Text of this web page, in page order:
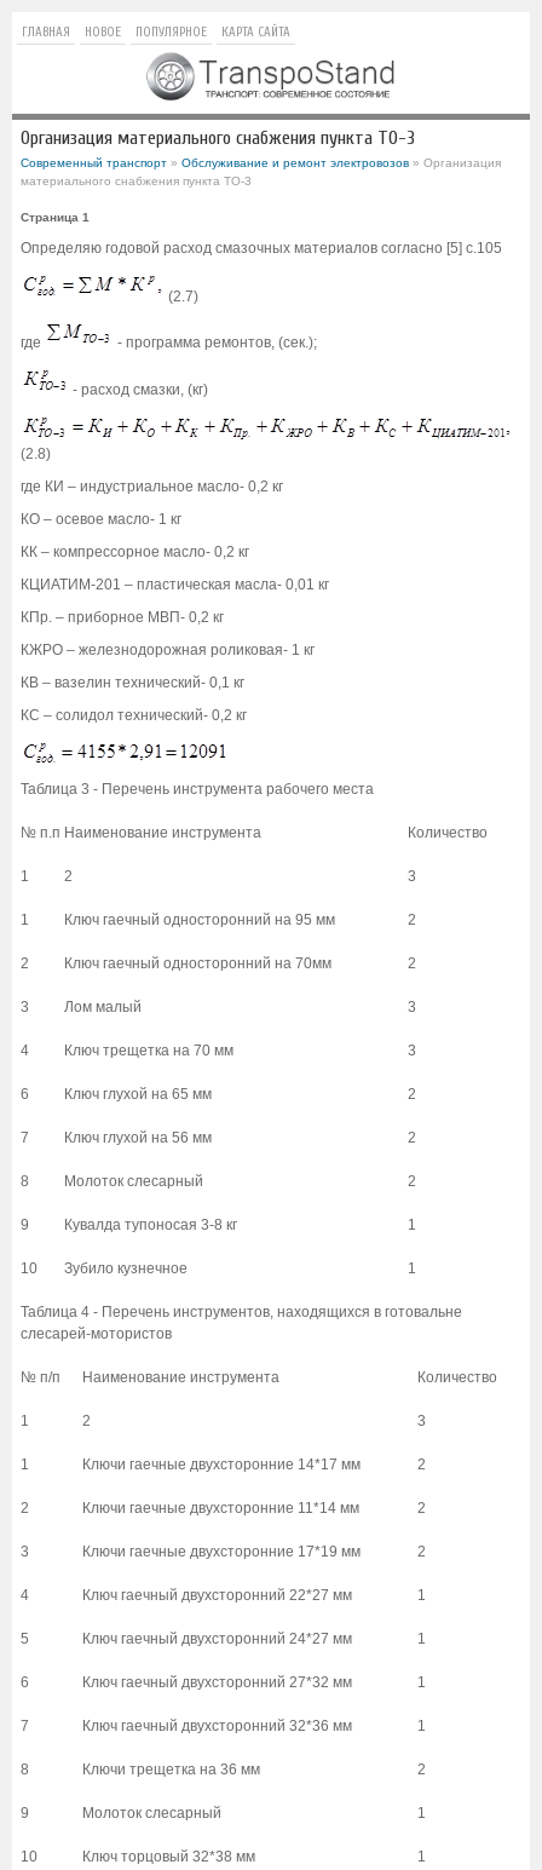
ГЛАВНАЯ НОВОЕ ПОПУЛЯРНОЕ КАРТА САЙТА
Организация материального снабжения пункта ТО-3
Современный транспорт » Обслуживание и ремонт электровозов » Организация
материального снабжения пункта ТО-3
Страница 1
Определяю годовой расход смазочных материалов согласно [5] с.105
(2.7)
где - программа ремонтов, (сек.);
- расход смазки, (кг)
(2.8)
где КИ – индустриальное масло- 0,2 кг
КО – осевое масло- 1 кг
КК – компрессорное масло- 0,2 кг
КЦИАТИМ-201 – пластическая масла- 0,01 кг
КПр. – приборное МВП- 0,2 кг
КЖРО – железнодорожная роликовая- 1 кг
КВ – вазелин технический- 0,1 кг
КС – солидол технический- 0,2 кг
Таблица 3 - Перечень инструмента рабочего места
№ п.п Наименование инструмента Количество
1 2 3
1 Ключ гаечный односторонний на 95 мм 2
2 Ключ гаечный односторонний на 70мм 2
3 Лом малый 3
4 Ключ трещетка на 70 мм 3
6 Ключ глухой на 65 мм 2
7 Ключ глухой на 56 мм 2
8 Молоток слесарный 2
9 Кувалда тупоносая 3-8 кг 1
10 Зубило кузнечное 1
Таблица 4 - Перечень инструментов, находящихся в готовальне
слесарей-мотористов
№ п/п Наименование инструмента Количество
1 2 3
1 Ключи гаечные двухсторонние 14*17 мм 2
2 Ключи гаечные двухсторонние 11*14 мм 2
3 Ключи гаечные двухсторонние 17*19 мм 2
4 Ключ гаечный двухсторонний 22*27 мм 1
5 Ключ гаечный двухсторонний 24*27 мм 1
6 Ключ гаечный двухсторонний 27*32 мм 1
7 Ключ гаечный двухсторонний 32*36 мм 1
8 Ключи трещетка на 36 мм 2
9 Молоток слесарный 1
10 Ключ торцовый 32*38 мм 1